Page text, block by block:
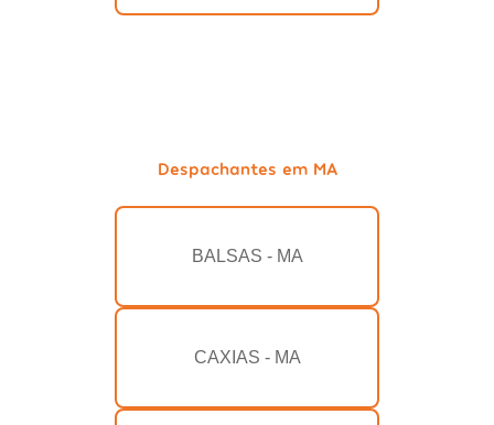
Despachantes em MA
BALSAS - MA
CAXIAS - MA